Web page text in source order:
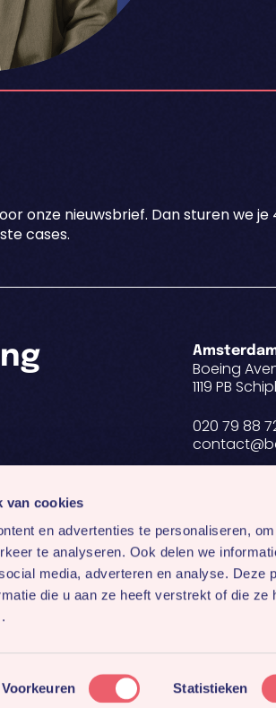
van cookies
en advertenties te personaliseren,
te analyseren. Ook delen we
media, adverteren en analyse. Deze
die u aan ze heeft verstrekt of die ze
Voorkeuren Statistieken
onze nieuwsbrief. Dan sturen we
cases.
Boeing
1119 PB
020 79 88
Volg ons
Copyright © 2026